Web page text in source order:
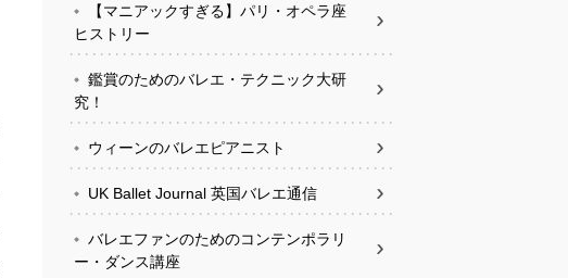
【マニアックすぎる】パリ・オペラ座
ヒストリー
鑑賞のためのバレエ・テクニック大研
究！
ウィーンのバレエピアニスト
UK Ballet Journal 英国バレエ通信
バレエファンのためのコンテンポラリ
ー・ダンス講座